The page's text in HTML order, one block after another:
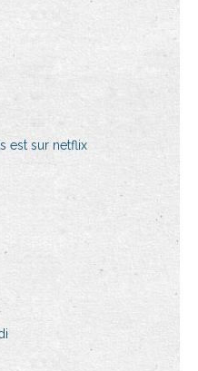
est sur netflix